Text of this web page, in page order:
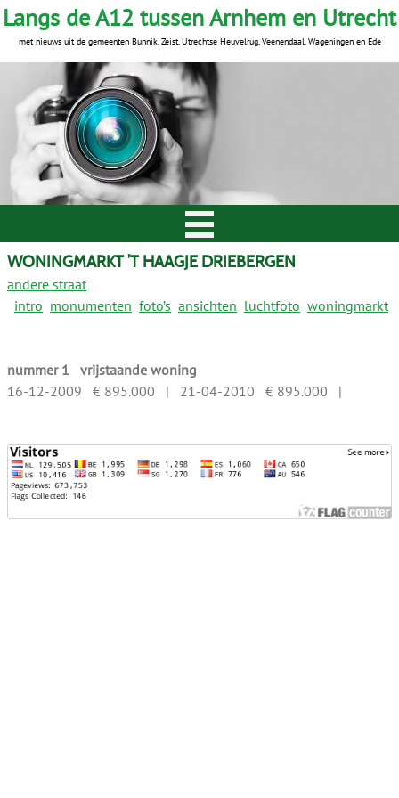
WONINGMARKT ’T HAAGJE DRIEBERGEN
andere straat
intro monumenten foto’s ansichten luchtfoto woningmarkt
nummer 1 vrijstaande woning
16-12-2009 € 895.000 | 21-04-2010 € 895.000 |
Langs de A12 tussen Arnhem en Utrecht
met nieuws uit de gemeenten Bunnik, Zeist, Utrechtse Heuvelrug, Veenendaal, Wageningen en Ede